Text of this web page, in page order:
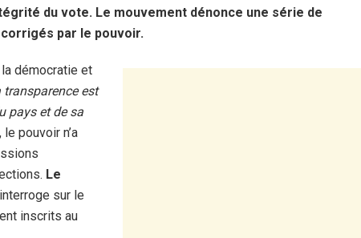
du vote. Le mouvement dénonce une série de
par le pouvoir.
démocratie et
transparence est
pays et de sa
pouvoir n’a
Le
sur le
inscrits au